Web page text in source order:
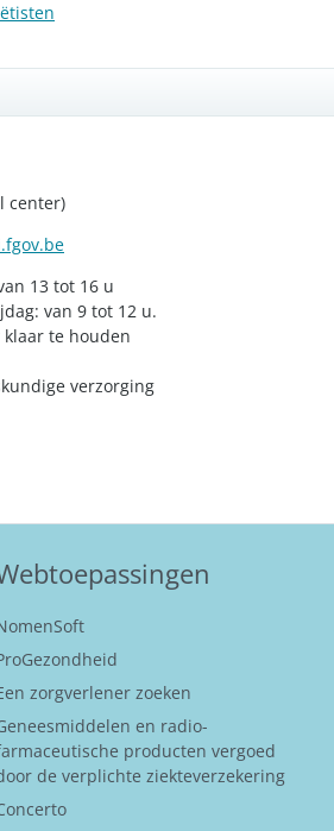
center)
13 tot 16 u
van 9 tot 12 u.
klaar te houden
verzorging
zorgverlener zoeken
en radio-
producten vergoed
de verplichte ziekteverzekering